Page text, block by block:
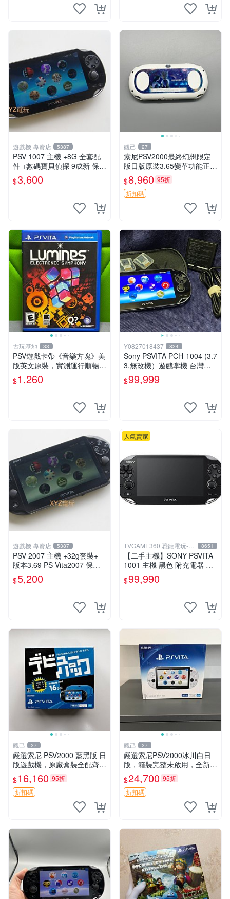
遊戲機 專賣店 5387
PSV 1007 主機 +8G 全套配
件 +數碼寶貝偵探 9成新 保修
一年 品質有保障
$3,600
觀己 27
索尼PSV2000最終幻想限定
版日版原裝3.65變革功能正常
背面小劃痕磨損 實物圖可查
限量珍藏 畫集 游戲機
$8,960 95折
折扣碼
古玩基地 33
PSV遊戲卡帶《音樂方塊》美
版英文原裝，實測運行順暢，
圖示成色真實呈現，拍下即視
同確認。 音樂方塊 PSV 游戲
$1,260
Y0827018437 824
Sony PSVITA PCH-1004 (3.7
3,無改機）遊戲掌機 台灣公
司貨
$99,999
遊戲機 專賣店 5387
PSV 2007 主機 +32g套裝+
版本3.69 PS Vita2007 保修
一年 8成新
$5,200
人氣賣家
TVGAME360 恐龍電玩-台
中店
8651
【二手主機】SONY PSVITA
1001 主機 黑色 附充電器 US
B傳輸線 PS VITA PSV【台中
恐龍電玩】
$99,990
觀己 27
嚴選索尼 PSV2000 藍黑版 日
版遊戲機，原廠盒裝全配齊，
近乎全新狀態，中古精品值得
收藏 PSV2000 日版 游戲機
紅包裝
$16,160 95折
折扣碼
觀己 27
嚴選索尼PSV2000冰川白日
版，箱裝完整未啟用，全新如
初體驗電子新品推薦遊戲掌機
嚴選收藏 psv2000 日版 新三
色冰川 白 新品 掌上遊戲機
$24,700 95折
折扣碼